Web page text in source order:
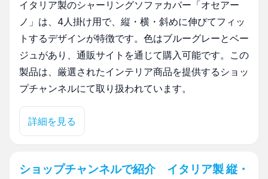
イタリア製のシャーリングソファカバー「オセアー
ノ」は、4人掛け用で、縦・横・斜めに伸びてフィッ
トするデザインが特徴です。色はブルーグレーとベー
ジュがあり、通販サイトを通じて購入可能です。この
製品は、厳選されたインテリア商品を提供するショッ
プチャンネルにて取り扱われています。
詳細を見る
ショップチャンネルで紹介 イタリア製 縦・